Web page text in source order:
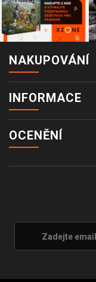
NAKUPOVÁNÍ
INFORMACE
OCENĚNÍ